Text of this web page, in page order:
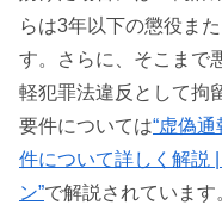
らは3年以下の懲役ま
す。さらに、そこまで
軽犯罪法違反として拘
要件については“虚偽
件について詳しく解説
ン”で解説されていま